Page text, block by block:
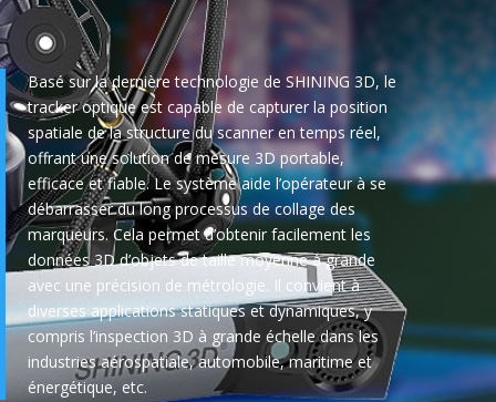
Basé sur la dernière technologie de SHINING 3D, le
tracker optique est capable de capturer la position
spatiale de la structure du scanner en temps réel,
offrant une solution de mesure 3D portable,
efficace et fiable. Le système aide l’opérateur à se
débarrasser du long processus de collage des
marqueurs. Cela permet d’obtenir facilement les
données 3D d’objets de taille moyenne à grande
avec une précision de métrologie. Il convient à
diverses applications statiques et dynamiques, y
compris l’inspection 3D à grande échelle dans les
industries aérospatiale, automobile, maritime et
énergétique, etc.